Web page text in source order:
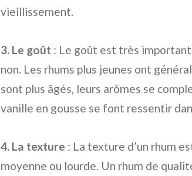
vieillissement.
3. Le goût : Le goût est très
non. Les rhums plus jeunes ont
sont plus âgés, leurs arômes se
vanille en gousse se font ressentir
4. La texture : La texture d’un rhum
moyenne ou lourde. Un rhum de